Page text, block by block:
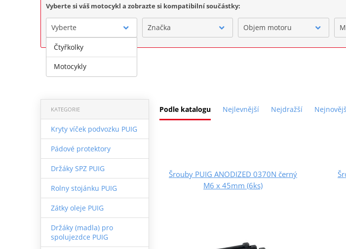
Vyberte si váš motocykl a zobrazte si kompatibilní součástky:
Vyberte Značka Objem motoru
Podle katalogu Nejlevnější Nejdražší
KATEGORIE
Kryty víček podvozku PUIG
Pádové protektory
Držáky SPZ PUIG
Rolny stojánku PUIG
Zátky oleje PUIG
Držáky (madla) pro
spolujezdce PUIG
Šrouby PUIG ANODIZED 0370N černý
M6 x 45mm (6ks)
Čtyřkolky
Motocykly